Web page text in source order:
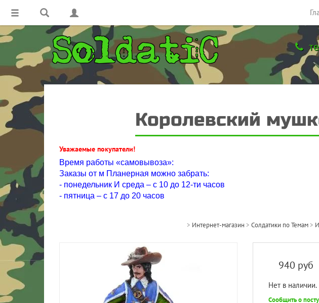
Королевский
Уважаемые покупатели!
Время работы «самовывоза»:
Заказы от м Планерная можно забрать:
- понедельник И среда – с 10 до 12-ти часов
- пятница – с 17 до 20 часов
> Интернет-магазин > Солдатики по Темам>
940 руб
Нет в наличии.
Сообщить о